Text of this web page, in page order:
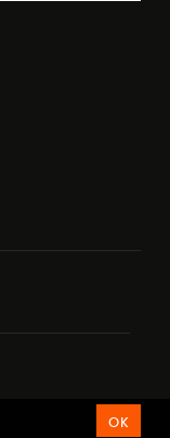
OK